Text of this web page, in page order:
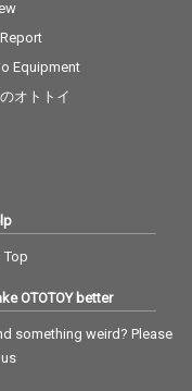
Equipment
オトトイ
Top
OTOTOY better
something weird? Please